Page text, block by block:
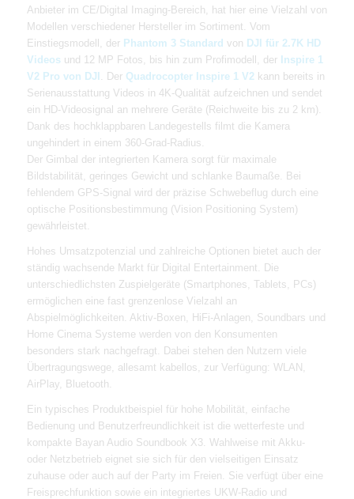
Anbieter im CE/Digital Imaging-Bereich, hat hier eine Vielzahl von
Modellen verschiedener Hersteller im Sortiment. Vom
Einstiegsmodell, der Phantom 3 Standard von DJI für 2.7K HD
Videos und 12 MP Fotos, bis hin zum Profimodell, der Inspire 1
V2 Pro von DJI
. Der Quadrocopter Inspire 1 V2 kann bereits in
Serienausstattung Videos in 4K-Qualität aufzeichnen und sendet
ein HD-Videosignal an mehrere Geräte (Reichweite bis zu 2 km).
Dank des hochklappbaren Landegestells filmt die Kamera
ungehindert in einem 360-Grad-Radius.
Der Gimbal der integrierten Kamera sorgt für maximale
Bildstabilität, geringes Gewicht und schlanke Baumaße. Bei
fehlendem GPS-Signal wird der präzise Schwebeflug durch eine
optische Positionsbestimmung (Vision Positioning System)
gewährleistet.
Hohes Umsatzpotenzial und zahlreiche Optionen bietet auch der
ständig wachsende Markt für Digital Entertainment. Die
unterschiedlichsten Zuspielgeräte (Smartphones, Tablets, PCs)
ermöglichen eine fast grenzenlose Vielzahl an
Abspielmöglichkeiten. Aktiv-Boxen, HiFi-Anlagen, Soundbars und
Home Cinema Systeme werden von den Konsumenten
besonders stark nachgefragt. Dabei stehen den Nutzern viele
Übertragungswege, allesamt kabellos, zur Verfügung: WLAN,
AirPlay, Bluetooth.
Ein typisches Produktbeispiel für hohe Mobilität, einfache
Bedienung und Benutzerfreundlichkeit ist die wetterfeste und
kompakte Bayan Audio Soundbook X3. Wahlweise mit Akku-
oder Netzbetrieb eignet sie sich für den vielseitigen Einsatz
zuhause oder auch auf der Party im Freien. Sie verfügt über eine
Freisprechfunktion sowie ein integriertes UKW-Radio und